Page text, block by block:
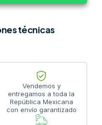
técnicas
Vendemos y
entregamos a toda la
República Mexicana
con envío garantizado